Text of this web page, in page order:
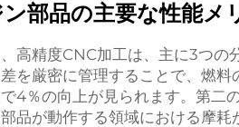
部品の主要な性能メ
高精度CNC加工は、主に3つ
を厳密に管理することで、燃
4％の向上が見られます。第二
品が動作する領域における摩